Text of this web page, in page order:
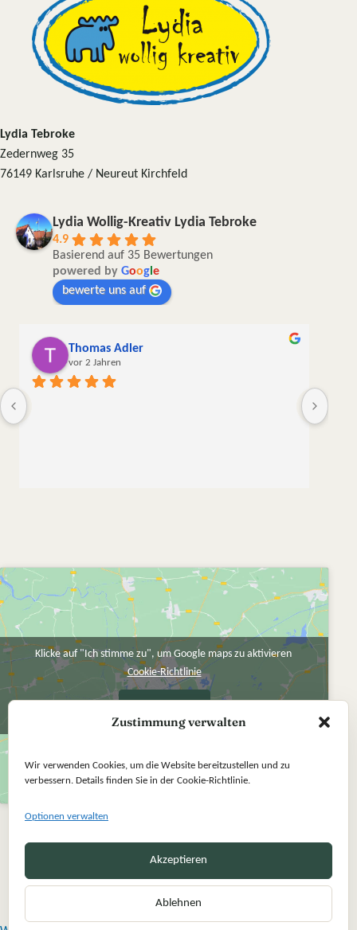
Zustimmung verwalten
Wir verwenden Cookies, um die Website bereitzustellen und zu
verbessern. Details finden Sie in der Cookie-Richtlinie.
Optionen verwalten
Akzeptieren
Ablehnen
Lydia Tebroke
Zedernweg 35
76149 Karlsruhe / Neureut Kirchfeld
Lydia Wollig-Kreativ Lydia Tebroke
4.9
Basierend auf 35 Bewertungen
powered by Goog e
bewerte uns auf
Thomas Adler
vor 2 Jahren
Klicke auf "Ich stimme zu", um Google maps zu aktivieren
Cookie-Richtlinie